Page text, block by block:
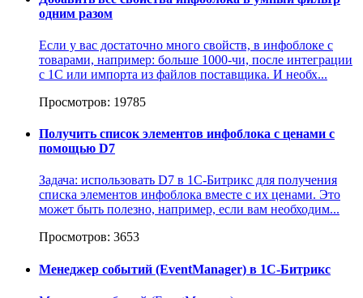
одним разом
Если у вас достаточно много свойств, в инфоблоке с
товарами, например: больше 1000-чи, после интеграции
с 1С или импорта из файлов поставщика. И необх...
Просмотров: 19785
Получить список элементов инфоблока с ценами с
помощью D7
Задача: использовать D7 в 1С-Битрикс для получения
списка элементов инфоблока вместе с их ценами. Это
может быть полезно, например, если вам необходим...
Просмотров: 3653
Менеджер событий (EventManager) в 1C-Битрикс